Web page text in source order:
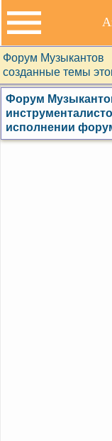
Форум Музыкантов
созданные темы
Форум
исполнении